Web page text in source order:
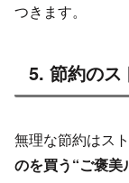
つきます。
5. 節約のス
無理な節約はスト
のを買う“ご褒美